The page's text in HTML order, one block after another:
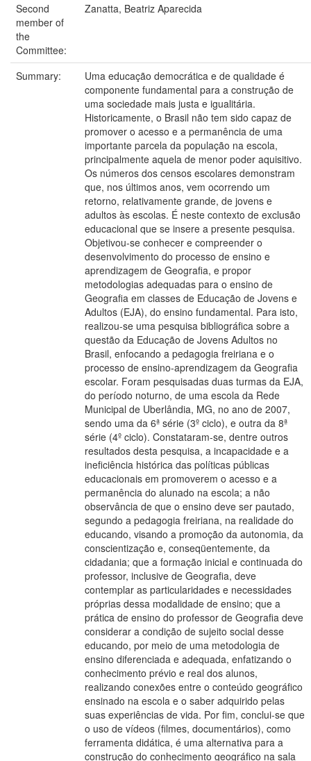
Second
member of
the
Committee:
Zanatta, Beatriz Aparecida
Summary:
Uma educação democrática e de qualidade é
componente fundamental para a construção de
uma sociedade mais justa e igualitária.
Historicamente, o Brasil não tem sido capaz de
promover o acesso e a permanência de uma
importante parcela da população na escola,
principalmente aquela de menor poder aquisitivo.
Os números dos censos escolares demonstram
que, nos últimos anos, vem ocorrendo um
retorno, relativamente grande, de jovens e
adultos às escolas. É neste contexto de exclusão
educacional que se insere a presente pesquisa.
Objetivou-se conhecer e compreender o
desenvolvimento do processo de ensino e
aprendizagem de Geografia, e propor
metodologias adequadas para o ensino de
Geografia em classes de Educação de Jovens e
Adultos (EJA), do ensino fundamental. Para isto,
realizou-se uma pesquisa bibliográfica sobre a
questão da Educação de Jovens Adultos no
Brasil, enfocando a pedagogia freiriana e o
processo de ensino-aprendizagem da Geografia
escolar. Foram pesquisadas duas turmas da EJA,
do período noturno, de uma escola da Rede
Municipal de Uberlândia, MG, no ano de 2007,
sendo uma da 6ª série (3º ciclo), e outra da 8ª
série (4º ciclo). Constataram-se, dentre outros
resultados desta pesquisa, a incapacidade e a
ineficiência histórica das políticas públicas
educacionais em promoverem o acesso e a
permanência do alunado na escola; a não
observância de que o ensino deve ser pautado,
segundo a pedagogia freiriana, na realidade do
educando, visando a promoção da autonomia, da
conscientização e, conseqüentemente, da
cidadania; que a formação inicial e continuada do
professor, inclusive de Geografia, deve
contemplar as particularidades e necessidades
próprias dessa modalidade de ensino; que a
prática de ensino do professor de Geografia deve
considerar a condição de sujeito social desse
educando, por meio de uma metodologia de
ensino diferenciada e adequada, enfatizando o
conhecimento prévio e real dos alunos,
realizando conexões entre o conteúdo geográfico
ensinado na escola e o saber adquirido pelas
suas experiências de vida. Por fim, conclui-se que
o uso de vídeos (filmes, documentários), como
ferramenta didática, é uma alternativa para a
construção do conhecimento geográfico na sala